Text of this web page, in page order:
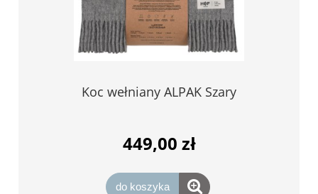
Koc wełniany ALPAK Szary
449,00 zł
do koszyka